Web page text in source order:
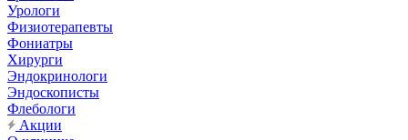
Урологи
Физиотерапевты
Фониатры
Хирурги
Эндокринологи
Эндоскописты
Флебологи
Акции